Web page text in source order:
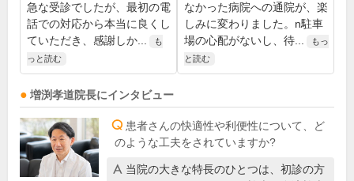
急な受診でしたが、最初の電
話での対応から本当に良くし
ていただき、感謝しか...
も
っと読む
なかった病院への通院が、楽
しみに変わりました。n駐車
場の心配がないし、待...
もっ
と読む
増渕孝道院長にインタビュー
患者さんの快適性や利便性について、ど
のような工夫をされていますか?
当院の大きな特長のひとつは、初診の方